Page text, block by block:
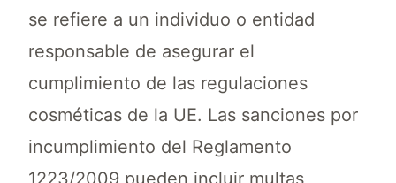
se refiere a un individuo o entidad
responsable de asegurar el
cumplimiento de las regulaciones
cosméticas de la UE. Las sanciones por
incumplimiento del Reglamento
1223/2009 pueden incluir multas